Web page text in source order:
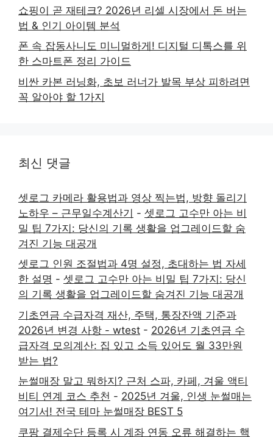
쇼핑이 곧 재테크? 2026년 리셀 시장에서 돈 버는
법 & 인기 아이템 분석
폰 속 잡동사니도 미니멀하게! 디지털 디톡스를 위
한 스마트폰 정리 가이드
비싼 카본 러닝화, 초보 러너가 발목 부상 피하려면
꼭 알아야 할 1가지
최신 댓글
셋로그 카메라 활용법과 영상 찍는법, 방향 돌리기
노하우 – 근무일수계산기 - 셋로그 고수만 아는 비
밀 팁 7가지: 당신의 기록 생활을 업그레이드할 숨
겨진 기능 대공개
셋로그 인원 조절법과 4명 설정, 초대하는 법 자세
한 설명 - 셋로그 고수만 아는 비밀 팁 7가지: 당신
의 기록 생활을 업그레이드할 숨겨진 기능 대공개
기초연금 수급자격 재산, 주택, 통장잔액 기준과
2026년 변경 사항 - wtest - 2026년 기초연금 수
급자격 모의계산: 집 있고 소득 있어도 월 33만원
받는 법?
눈썰매장 말고 뭐하지? 근처 스파, 카페, 겨울 액티
비티 연계 코스 추천 - 2025년 겨울, 인생 눈썰매는
여기서! 전국 테마 눈썰매장 BEST 5
쿠팡 결제수단 등록 시 계좌 연동 오류 해결하는 핵